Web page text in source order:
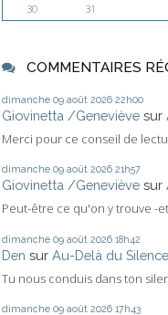
30
31
COMMENTAIRES
dimanche 09 août 2026 22h00
Giovinetta /Geneviève sur
Merci pour ce conseil de
dimanche 09 août 2026 21h57
Giovinetta /Geneviève sur
Peut-être ce qu'on y trouve -
dimanche 09 août 2026 18h42
Den sur Au-Delà du Silence
Tu nous conduis dans ton
dimanche 09 août 2026 17h43